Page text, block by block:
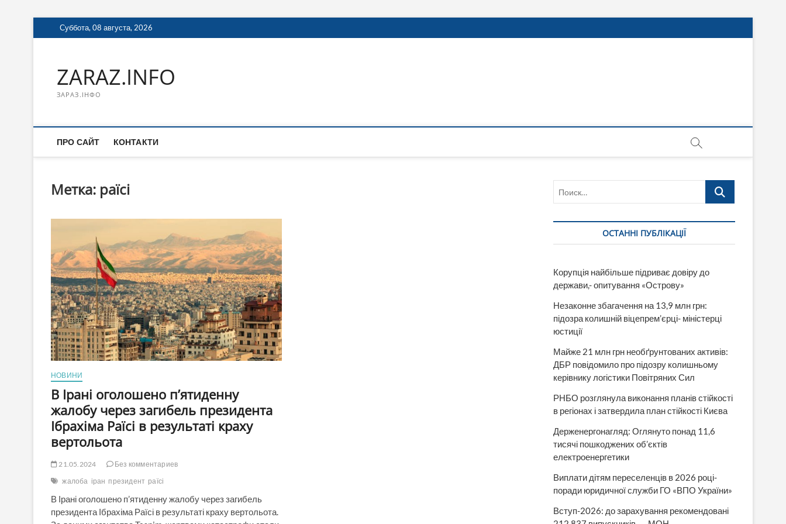
Перейти
к
Суббота, 08 августа, 2026
ZARAZ.INFO
ЗАРАЗ.ІНФО
ПРО САЙТ КОНТАКТИ
Метка: раїсі
НОВИНИ
В Ірані оголошено п’ятиденну
жалобу через загибель президента
Ібрахіма Раїсі в результаті краху
вертольота
21.05.2024
Без комментариев
жалоба іран президент раїсі
В Ірані оголошено п’ятиденну жалобу через загибель
президента Ібрахіма Раїсі в результаті краху вертольота.
Поиск…
ОСТАННІ ПУБЛІКАЦІЇ
Корупція найбільше підриває довіру до
держави,- опитування «Острову»
Незаконне збагачення на 13,9 млн грн:
підозра колишній віцепрем’єрці- міністерці
юстиції
Майже 21 млн грн необґрунтованих активів:
ДБР повідомило про підозру колишньому
керівнику логістики Повітряних Сил
РНБО розглянула виконання планів стійкості
в регіонах і затвердила план стійкості Києва
Держенергонагляд: Оглянуто понад 11,6
тисячі пошкоджених об’єктів
електроенергетики
Виплати дітям переселенців в 2026 році-
поради юридичної служби ГО «ВПО України»
Вступ-2026: до зарахування рекомендовані